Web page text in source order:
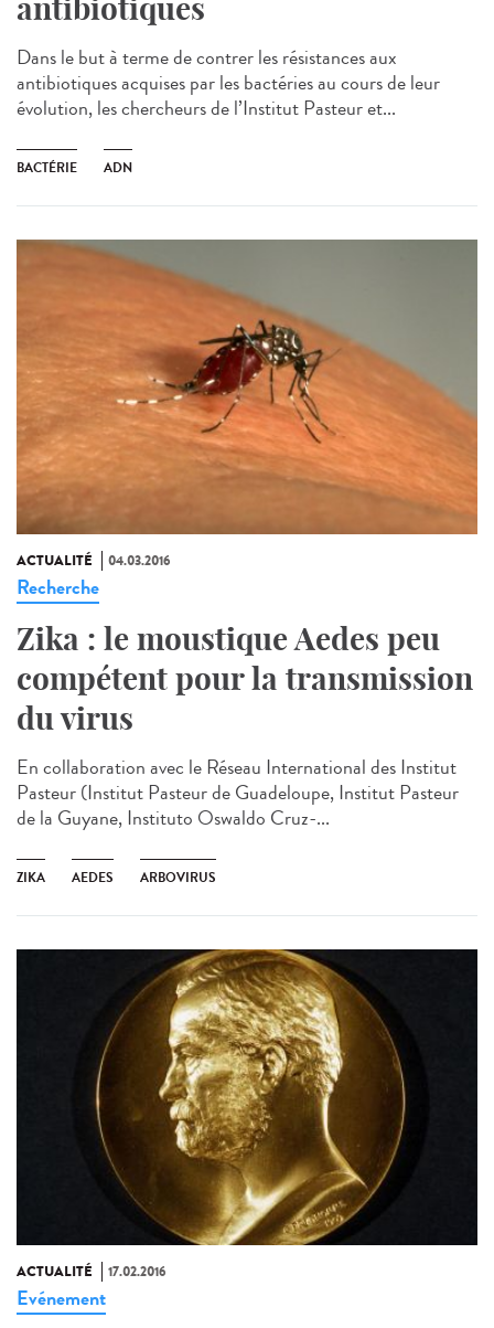
antibiotiques
Dans le but à terme de contrer les résistances aux
antibiotiques acquises par les bactéries au cours de leur
évolution, les chercheurs de l’Institut Pasteur et...
BACTÉRIE ADN
ACTUALITÉ 04.03.2016
Recherche
Zika : le moustique Aedes peu
compétent pour la transmission
du virus
En collaboration avec le Réseau International des Institut
Pasteur (Institut Pasteur de Guadeloupe, Institut Pasteur
de la Guyane, Instituto Oswaldo Cruz-...
ZIKA AEDES ARBOVIRUS
ACTUALITÉ 17.02.2016
Evénement